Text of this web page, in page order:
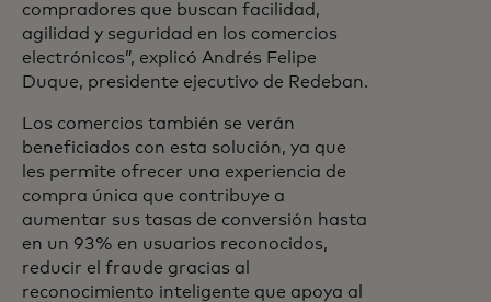
compradores que buscan facilidad,
agilidad y seguridad en los comercios
electrónicos”, explicó Andrés Felipe
Duque, presidente ejecutivo de Redeban.
Los comercios también se verán
beneficiados con esta solución, ya que
les permite ofrecer una experiencia de
compra única que contribuye a
aumentar sus tasas de conversión hasta
en un 93% en usuarios reconocidos,
reducir el fraude gracias al
reconocimiento inteligente que apoya al